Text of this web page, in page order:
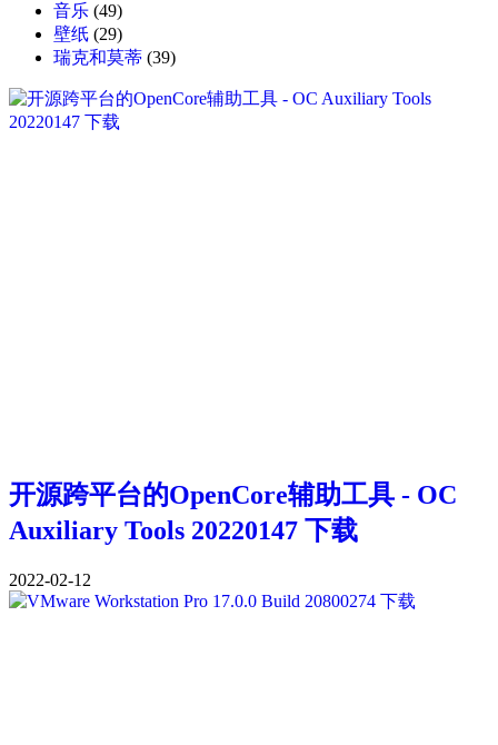
音乐 (49)
壁纸 (29)
瑞克和莫蒂 (39)
开源跨平台的OpenCore辅助工具 - OC
Auxiliary Tools 20220147 下载
2022-02-12